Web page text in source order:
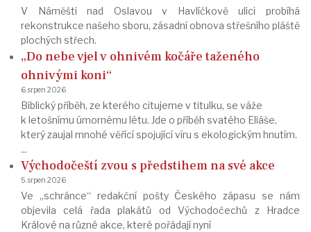
V Náměšti nad Oslavou v Havlíčkově ulici probíhá
rekonstrukce našeho sboru, zásadní obnova střešního pláště
plochých střech.
„Do nebe vjel v ohnivém kočáře taženého
ohnivými koni“
6. srpen 2026
Biblický příběh, ze kterého citujeme v titulku, se váže
k letošnímu úmornému létu. Jde o příběh svatého Eliáše,
který zaujal mnohé věřící spojující víru s ekologickým hnutím.
...
Východočeští zvou s předstihem na své akce
5. srpen 2026
Ve „schránce“ redakční pošty Českého zápasu se nám
objevila celá řada plakátů od Východočechů z Hradce
Králové na různé akce, které pořádají nyní